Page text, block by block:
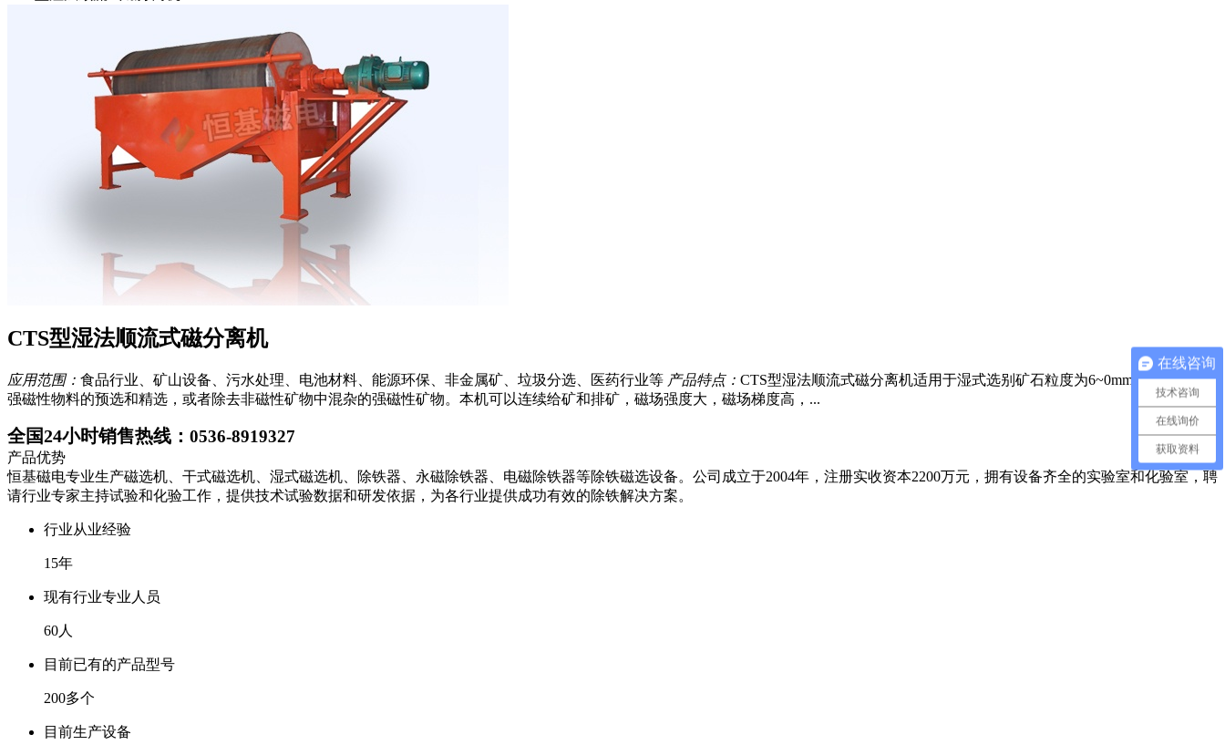
CTS型湿法顺流式磁分离机
应用范围： 食品行业、矿山设备、污水处理、电池材料、能源环保、非金属矿、垃圾分选、医药行业等 产品特点： CTS型湿法顺流式磁分离机适用于湿式选别矿石粒度为6~0mm的较粗粒度
强磁性物料的预选和精选，或者除去非磁性矿物中混杂的强磁性矿物。本机可以连续给矿和排矿，磁场强度大，磁场梯度高，...
全国24小时销售热线： 0536-8919327
产品优势
恒基磁电专业生产磁选机、干式磁选机、湿式磁选机、除铁器、永磁除铁器、电磁除铁器等除铁磁选设备。公司成立于2004年，注册实收资本2200万元，拥有设备齐全的实验室和化验室，聘
请行业专家主持试验和化验工作，提供技术试验数据和研发依据，为各行业提供成功有效的除铁解决方案。
行业从业经验
15年
现有行业专业人员
60人
目前已有的产品型号
200多个
目前生产设备
在线咨询
技术咨询
在线询价
获取资料